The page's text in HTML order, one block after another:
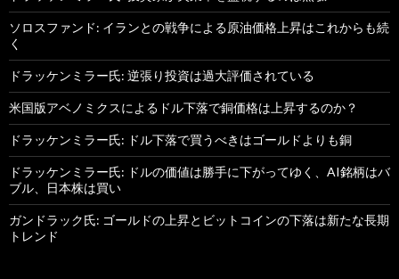
ソロスファンド: イランとの戦争による原油価格上昇はこれからも続
く
ドラッケンミラー氏: 逆張り投資は過大評価されている
米国版アベノミクスによるドル下落で銅価格は上昇するのか？
ドラッケンミラー氏: ドル下落で買うべきはゴールドよりも銅
ドラッケンミラー氏: ドルの価値は勝手に下がってゆく、AI銘柄はバ
ブル、日本株は買い
ガンドラック氏: ゴールドの上昇とビットコインの下落は新たな長期
トレンド